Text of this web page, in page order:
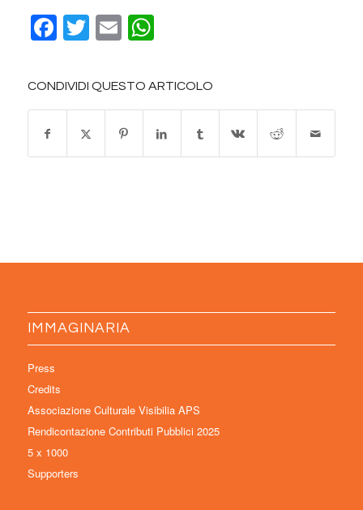
Facebook
Twitter
EmailWhatsApp
CONDIVIDI QUESTO ARTICOLO
IMMAGINARIA
Press
Credits
Associazione Culturale Visibilia APS
Rendicontazione Contributi Pubblici 2025
5 x 1000
Supporters